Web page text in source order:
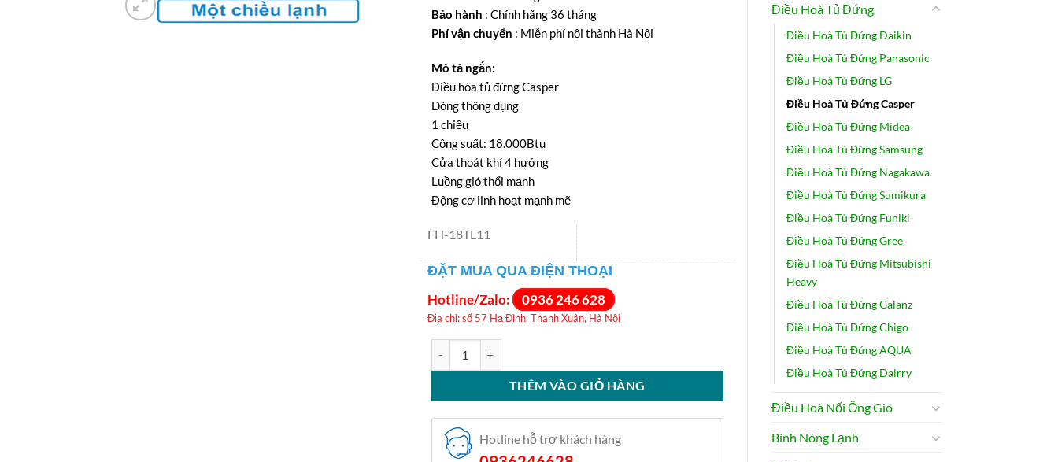
Điều Hoà Tủ Đứng
Điều Hoà Tủ Đứng Daikin
Điều Hoà Tủ Đứng Panasonic
Điều Hoà Tủ Đứng LG
Điều Hoà Tủ Đứng Casper
Điều Hoà Tủ Đứng Midea
Điều Hoà Tủ Đứng Samsung
Điều Hoà Tủ Đứng Nagakawa
Điều Hoà Tủ Đứng Sumikura
Điều Hoà Tủ Đứng Funiki
Điều Hoà Tủ Đứng Gree
Điều Hoà Tủ Đứng Mitsubishi
Heavy
Điều Hoà Tủ Đứng Galanz
Điều Hoà Tủ Đứng Chigo
Điều Hoà Tủ Đứng AQUA
Điều Hoà Tủ Đứng Dairry
Điều Hoà Nối Ống Gió
Bình Nóng Lạnh
là:
18.250.000VNĐ.
tại
là:
Bảo hành : Chính hãng 36 tháng
Phí vận chuyển : Miễn phí nội thành Hà Nội
Mô tả ngắn:
Điều hòa tủ đứng Casper
Dòng thông dụng
1 chiều
Công suất: 18.000Btu
Cửa thoát khí 4 hướng
Luồng gió thổi mạnh
Động cơ linh hoạt mạnh mẽ
FH-18TL11
ĐẶT MUA QUA ĐIỆN THOẠI
Hotline/Zalo: 0936 246 628
Địa chỉ: số 57 Hạ Đình, Thanh Xuân, Hà Nội
THÊM VÀO GIỎ HÀNG
Hotline hỗ trợ khách hàng